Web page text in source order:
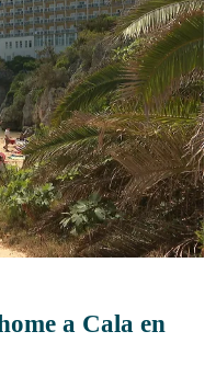
a Cala en